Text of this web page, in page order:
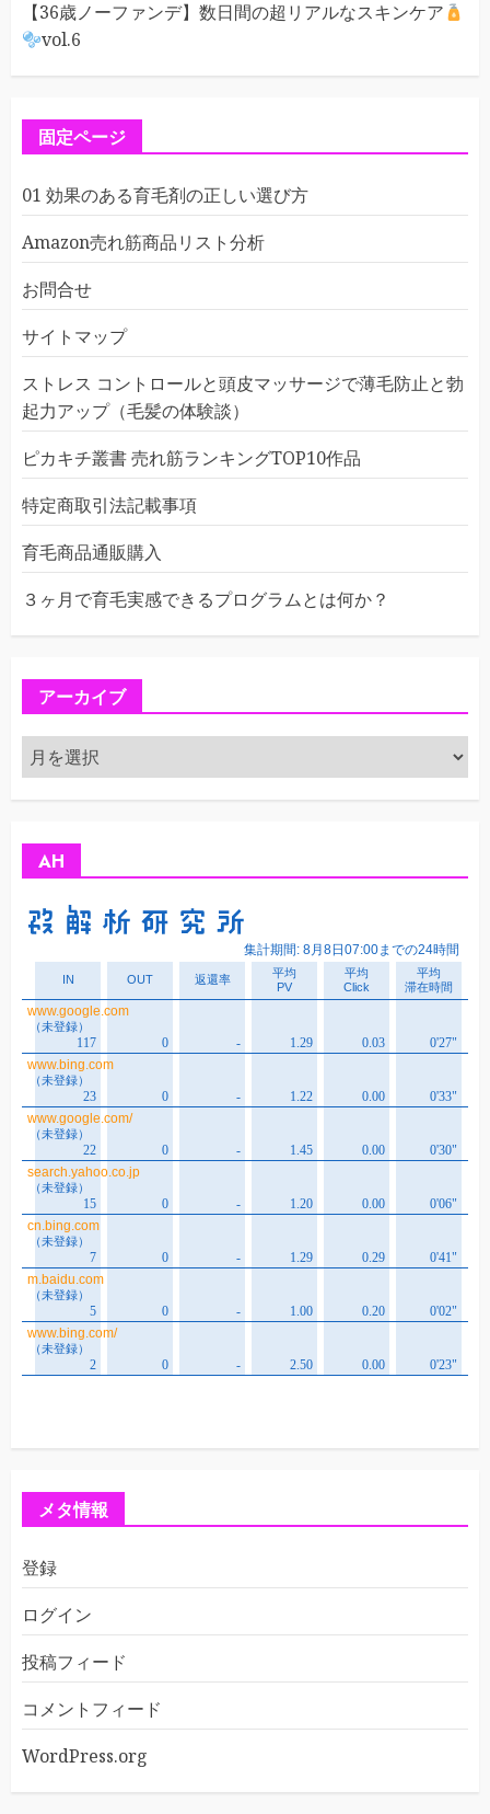
【36歳ノーファンデ】数日間の超リアルなスキンケア
vol.6
固定ページ
01 効果のある育毛剤の正しい選び方
Amazon売れ筋商品リスト分析
お問合せ
サイトマップ
ストレス コントロールと頭皮マッサージで薄毛防止と勃
起力アップ（毛髪の体験談）
ピカキチ叢書 売れ筋ランキングTOP10作品
特定商取引法記載事項
育毛商品通販購入
３ヶ月で育毛実感できるプログラムとは何か？
アーカイブ
ア
ー
カ
AH
メタ情報
登録
ログイン
投稿フィード
コメントフィード
WordPress.org